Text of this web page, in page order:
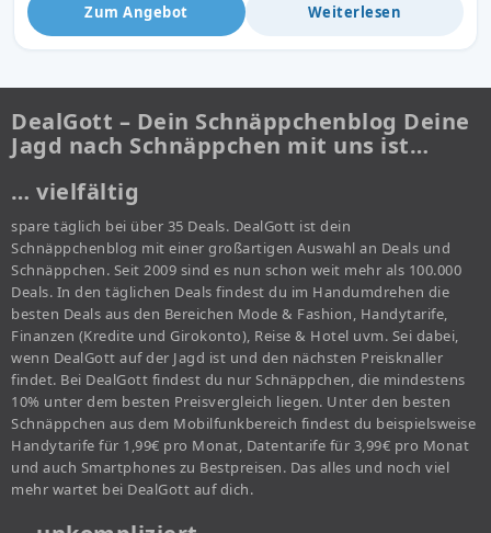
Zum Angebot Weiterlesen
DealGott – Dein Schnäppchenblog Deine
Jagd nach Schnäppchen mit uns ist…
… vielfältig
spare täglich bei über 35 Deals. DealGott ist dein
Schnäppchenblog mit einer großartigen Auswahl an Deals und
Schnäppchen. Seit 2009 sind es nun schon weit mehr als 100.000
Deals. In den täglichen Deals findest du im Handumdrehen die
besten Deals aus den Bereichen Mode & Fashion, Handytarife,
Finanzen (Kredite und Girokonto), Reise & Hotel uvm. Sei dabei,
wenn DealGott auf der Jagd ist und den nächsten Preisknaller
findet. Bei DealGott findest du nur Schnäppchen, die mindestens
10% unter dem besten Preisvergleich liegen. Unter den besten
Schnäppchen aus dem Mobilfunkbereich findest du beispielsweise
Handytarife für 1,99€ pro Monat, Datentarife für 3,99€ pro Monat
und auch Smartphones zu Bestpreisen. Das alles und noch viel
mehr wartet bei DealGott auf dich.